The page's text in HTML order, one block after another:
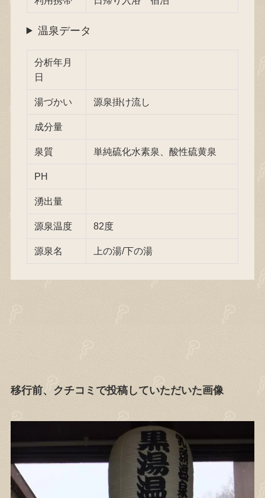
温泉データ
分析年月
日
湯づかい 源泉掛け流し
成分量
泉質 単純硫化水素泉、酸性硫黄泉
PH
湧出量
源泉温度 82度
源泉名 上の湯/下の湯
移行前、クチコミで投稿していただいた画像